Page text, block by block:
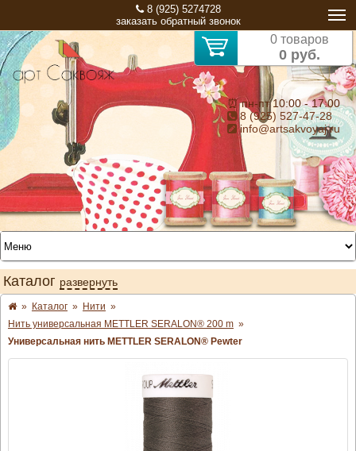
8 (925) 5274728
заказать обратный звонок
0 товаров
0 руб.
⏰ пн-пт 10:00 - 17:00
8 (925) 527-47-28
info@artsakvoyaj.ru
Каталог развернуть
» Каталог » Нити »
Нить универсальная METTLER SERALON® 200 m »
Универсальная нить METTLER SERALON® Pewter